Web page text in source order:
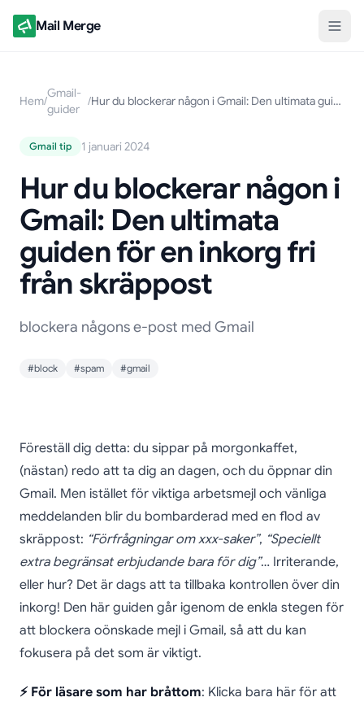
Mail Merge
Hem/
Gmail-
guider
/ Hur du blockerar någon i Gmail: Den ultimata guiden för en inkorg fri från skräppost
Gmail tip 1 januari 2024
Hur du blockerar någon i
Gmail: Den ultimata
guiden för en inkorg fri
från skräppost
blockera någons e-post med Gmail
#block #spam #gmail
Hur du blockerar
någon i Gmail: Den
ultimata guiden för en
inkorg fri från
skräppost
Föreställ dig detta: du sippar på morgonkaffet,
(nästan) redo att ta dig an dagen, och du öppnar din
Gmail. Men istället för viktiga arbetsmejl och vänliga
meddelanden blir du bombarderad med en flod av
skräppost: “Förfrågningar om xxx-saker”, “Speciellt
extra begränsat erbjudande bara för dig”… Irriterande,
eller hur? Det är dags att ta tillbaka kontrollen över din
inkorg! Den här guiden går igenom de enkla stegen för
att blockera oönskade mejl i Gmail, så att du kan
fokusera på det som är viktigt.
⚡ För läsare som har bråttom: Klicka bara här för att